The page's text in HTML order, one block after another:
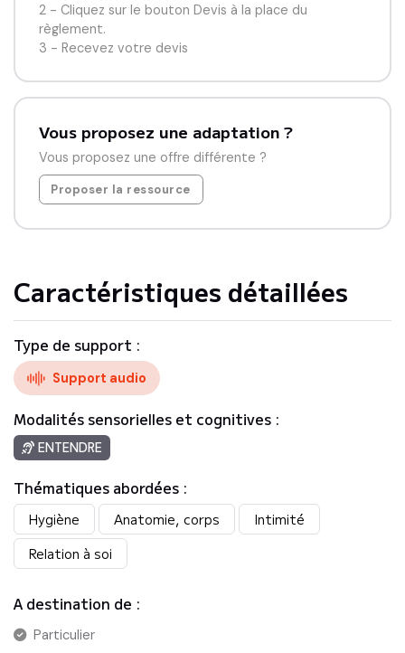
Effet garanti auprès de vos enfants, les histoires font
rires et sont adaptées aux questionnements,
2 - Cliquez sur le bouton Devis à la place du
règlement.
3 - Recevez votre devis
Vous proposez une adaptation ?
Vous proposez une offre différente ?
Proposer la ressource
Caractéristiques détaillées
Type de support :
Support audio
Modalités sensorielles et cognitives :
ENTENDRE
Thématiques abordées :
Hygiène Anatomie, corps
Intimité
Relation à soi
A destination de :
Particulier